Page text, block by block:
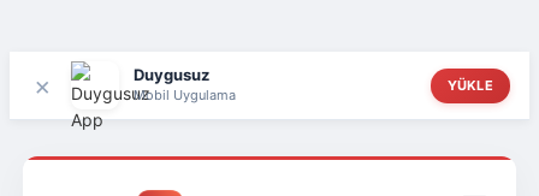
× Duygusuz
Mobil Uygulama
YÜKLE